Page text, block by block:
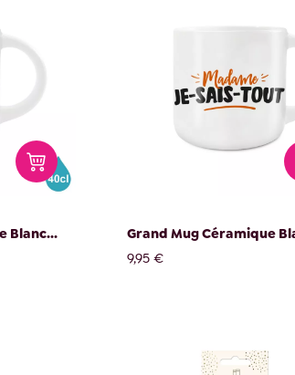
Blanc...
Grand Mug Céramique
9,95 €